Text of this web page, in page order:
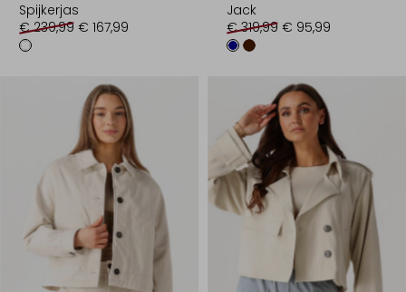
Spijkerjas
€ 239,99 € 167,99
Jack
€ 319,99 € 95,99